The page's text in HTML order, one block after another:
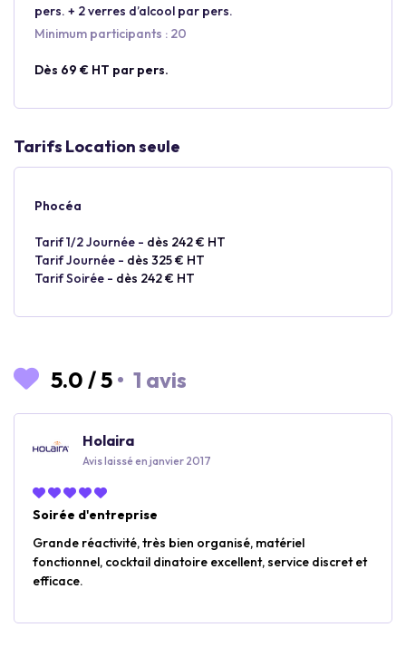
pers. + 2 verres d’alcool par pers.
Minimum participants : 20
Dès 69 € HT par pers.
Tarifs Location seule
Phocéa
Tarif 1/2 Journée - dès 242 € HT
Tarif Journée - dès 325 € HT
Tarif Soirée - dès 242 € HT
5.0 /5 • 1 avis
Holaira
Avis laissé en janvier 2017
Soirée d'entreprise
Grande réactivité, très bien organisé, matériel
fonctionnel, cocktail dinatoire excellent, service discret et
efficace.